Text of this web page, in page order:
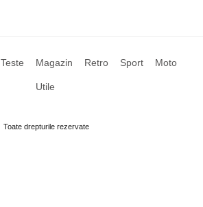
Teste Magazin Retro Sport Moto
Utile
Toate drepturile rezervate